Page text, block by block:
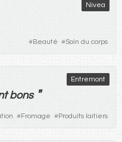
Nivea
#Beauté #Soin du corps
Entremont
bons "
#Fromage #Produits laitiers